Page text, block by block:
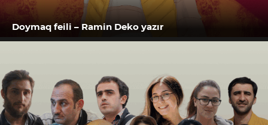
Doymaq feili – Ramin Deko yazır